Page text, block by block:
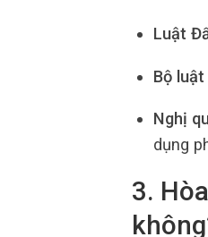
Luật
Bộ
Nghị
dụng
3.